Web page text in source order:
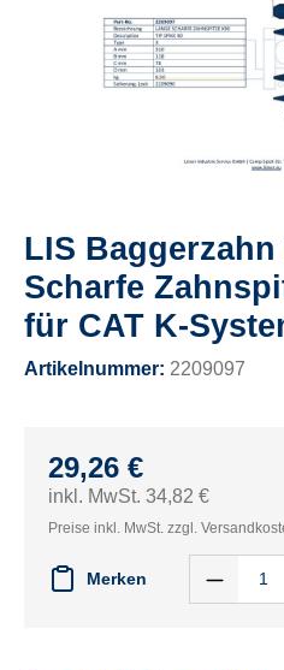
LIS
Scharfe
für CAT K-
Artikelnummer: 2209097
29,26 €
inkl. MwSt. 34,82 €
Preise inkl. MwSt. zzgl.
Merken